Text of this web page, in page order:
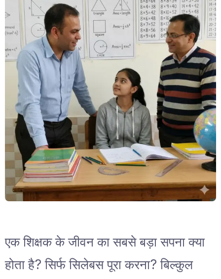
एक शिक्षक के जीवन का सबसे बड़ा सपना क्या
होता है? सिर्फ सिलेबस पूरा करना? बिल्कुल